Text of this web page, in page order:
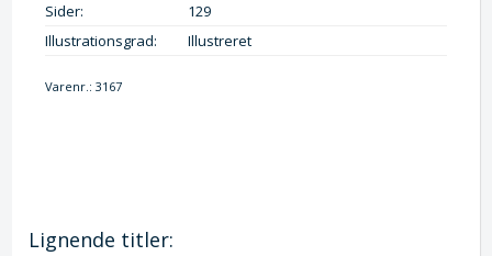
Sider:
129
Illustrationsgrad:
Illustreret
Varenr.:3167
Lignende titler: